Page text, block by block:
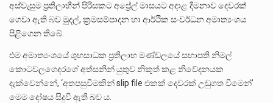
අස්වැසුම ප්‍රතිලාභීන් පිරිසකට අප්‍රේල් මාසයට අදාළ දීමනාව දෙවරක්
ගෙවා ඇති බව මුදල්, ක්‍රමසම්පාදන හා ආර්ථික සංවර්ධන අමාත්‍යංශය
පිළිගෙන තිබේ.
එම අමාත්‍යංශයේ ශුභසාධක ප්‍රතිලාභ මණ්ඩලයේ සභාපති නිමල්
කොටවලගෙදරගේ අත්සනින් යුතුව නිකුත් කළ නිවේදනයක
දැක්වෙන්නේ, ‘අතපසුවීමකින් slip file එකක් දෙවරක් උඩුගත වීමෙන්’
මෙම දෝෂය සිදුවී ඇති බව ය.